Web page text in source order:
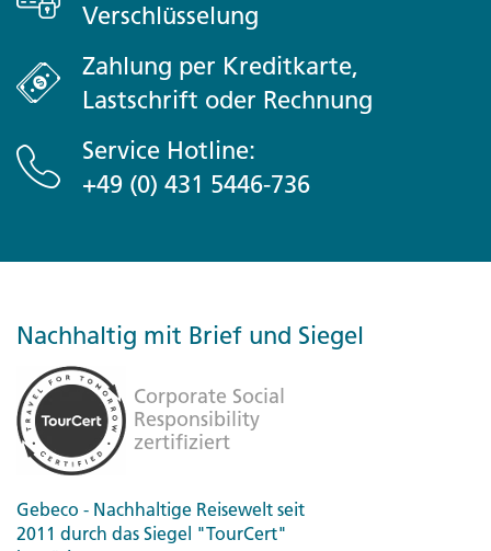
Verschlüsselung
Zahlung per Kreditkarte,
Lastschrift oder Rechnung
Service Hotline:
+49 (0) 431 5446-736
Nachhaltig mit Brief und Siegel
Gebeco - Nachhaltige Reisewelt seit
2011 durch das Siegel "TourCert"